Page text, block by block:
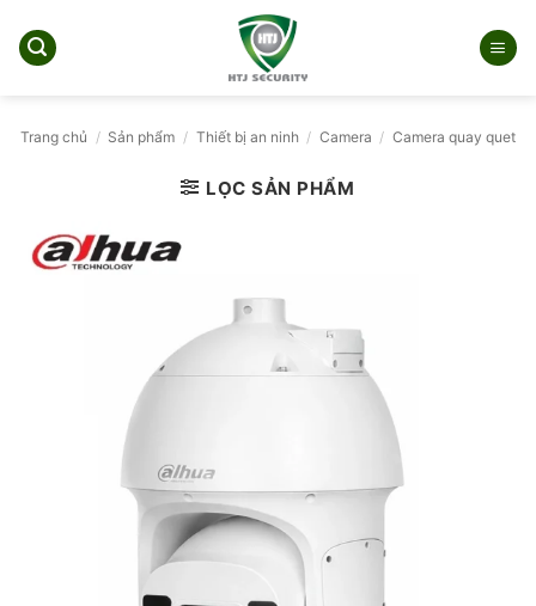
qua
Trang chủ / Sản phẩm / Thiết bị an ninh / Camera / Camera quay quet
LỌC SẢN PHẨM